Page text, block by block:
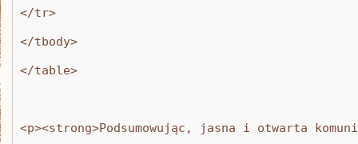
</tr>
</tbody>
</table>
<p><strong>Podsumowując, jasna i otwarta